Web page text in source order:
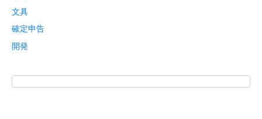
文具
確定申告
開発